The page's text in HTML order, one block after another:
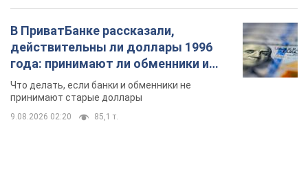
В ПриватБанке рассказали,
действительны ли доллары 1996
года: принимают ли обменники и
банки такие купюры
Что делать, если банки и обменники не
принимают старые доллары
9.08.2026 02:20 85,1 т.